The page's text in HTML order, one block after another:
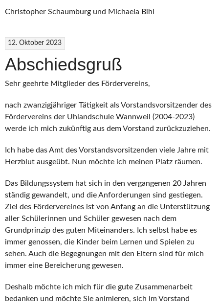
Christopher Schaumburg und Michaela Bihl
12. Oktober 2023
Abschiedsgruß
Sehr geehrte Mitglieder des Fördervereins,
nach zwanzigjähriger Tätigkeit als Vorstandsvorsitzender des
Fördervereins der Uhlandschule Wannweil (2004-2023)
werde ich mich zukünftig aus dem Vorstand zurückzuziehen.
Ich habe das Amt des Vorstandsvorsitzenden viele Jahre mit
Herzblut ausgeübt. Nun möchte ich meinen Platz räumen.
Das Bildungssystem hat sich in den vergangenen 20 Jahren
ständig gewandelt, und die Anforderungen sind gestiegen.
Ziel des Fördervereines ist von Anfang an die Unterstützung
aller Schülerinnen und Schüler gewesen nach dem
Grundprinzip des guten Miteinanders. Ich selbst habe es
immer genossen, die Kinder beim Lernen und Spielen zu
sehen. Auch die Begegnungen mit den Eltern sind für mich
immer eine Bereicherung gewesen.
Deshalb möchte ich mich für die gute Zusammenarbeit
bedanken und möchte Sie animieren, sich im Vorstand